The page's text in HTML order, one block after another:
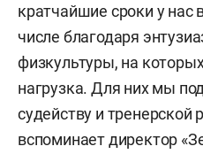
кратчайшие сроки у нас
числе благодаря
физкультуры, на
нагрузка. Для них мы
судейству и тренерской
вспоминает директор